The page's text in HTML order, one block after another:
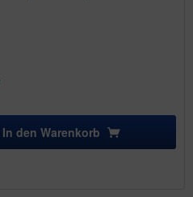
In den Warenkorb